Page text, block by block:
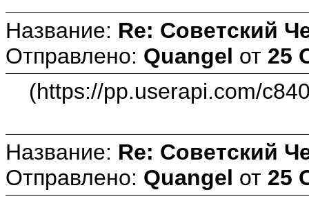
Название: Re: Советский
Отправлено: Quangel от 25
(https://pp.userapi.com/
Название: Re: Советский
Отправлено: Quangel от 25